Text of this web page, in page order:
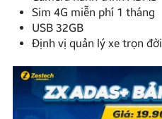
Sim 4G miễn phí 1 tháng
USB 32GB
Định vị quản lý xe trọn đời